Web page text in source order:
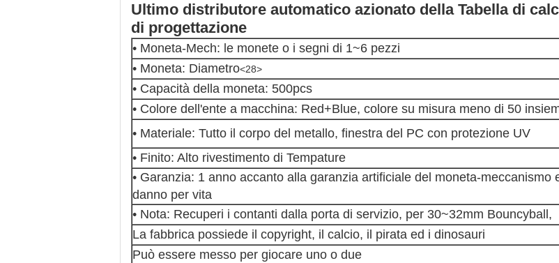
Ultimo distributore automatico azionato della Tabella di
di progettazione
• Moneta-Mech: le monete o i segni di 1~6 pezzi
• Moneta: Diametro<28>
• Capacità della moneta: 500pcs
• Colore dell'ente a macchina: Red+Blue, colore su misura meno di 50
• Materiale: Tutto il corpo del metallo, finestra del PC con protezione UV
• Finito: Alto rivestimento di Tempature
• Garanzia: 1 anno accanto alla garanzia artificiale del moneta-meccanismo
danno per vita
• Nota: Recuperi i contanti dalla porta di servizio, per 30~32mm Bouncyball,
La fabbrica possiede il copyright, il calcio, il pirata ed i dinosauri
Può essere messo per giocare uno o due